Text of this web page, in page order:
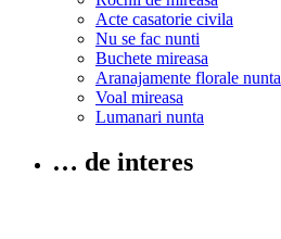
Acte casatorie civila
Nu se fac nunti
Buchete mireasa
Aranajamente florale nunta
Voal mireasa
Lumanari nunta
… de interes